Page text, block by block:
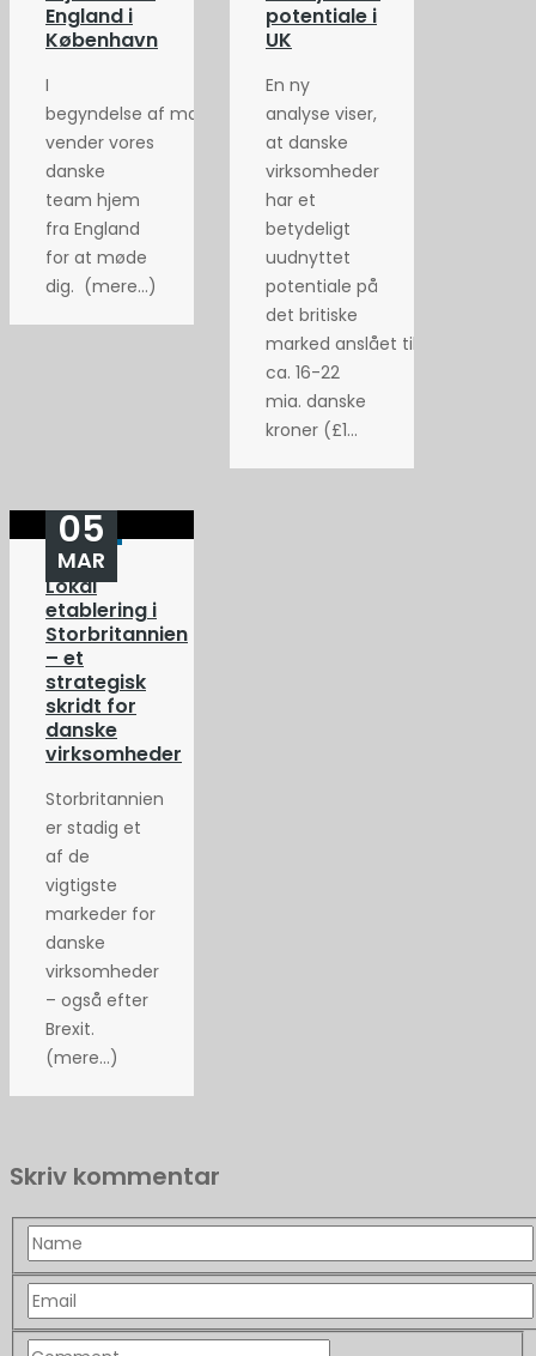
England i
København
I
begyndelse af maj
vender vores
danske
team hjem
fra England
for at møde
dig. (mere…)
potentiale i
UK
En ny
analyse viser,
at danske
virksomheder
har et
betydeligt
uudnyttet
potentiale på
det britiske
marked anslået til
ca. 16-22
mia. danske
kroner (£1...
Lokal
etablering i
Storbritannien
– et
strategisk
skridt for
danske
virksomheder
05
MAR
Storbritannien
er stadig et
af de
vigtigste
markeder for
danske
virksomheder
– også efter
Brexit.
(mere…)
Skriv kommentar